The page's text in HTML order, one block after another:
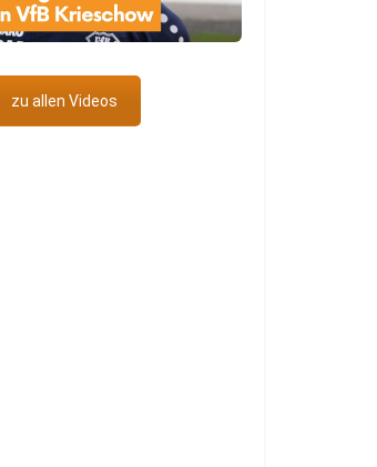
zu allen Videos